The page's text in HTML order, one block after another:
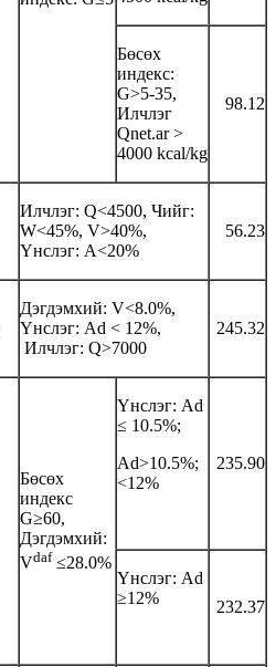
Бөсөх
индекс:
G>5-35,
Илчлэг
Qnet.ar >
4000 kcal/kg
98.12
Илчлэг: Q<4500, Чийг:
W<45%, V>40%,
Үнслэг: А<20%
56.23
Дэгдэмхий: V<8.0%,
Үнслэг: Аd < 12%,
Илчлэг: Q>7000
245.32
Бөсөх
индекс
G≥60,
Дэгдэмхий:
Vdaf ≤28.0%
Үнслэг: Аd
≤ 10.5%;
Ad>10.5%;
<12%
235.90
Үнслэг: Аd
≥12%
232.37